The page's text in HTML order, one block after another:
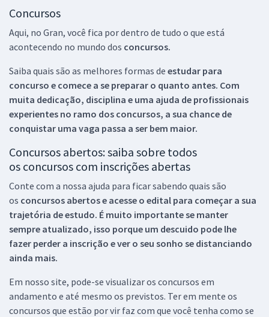
Concursos
Aqui, no Gran, você fica por dentro de tudo o que está
acontecendo no mundo dos concursos.
Saiba quais são as melhores formas de estudar para
concurso e comece a se preparar o quanto antes. Com
muita dedicação, disciplina e uma ajuda de profissionais
experientes no ramo dos concursos, a sua chance de
conquistar uma vaga passa a ser bem maior.
Concursos abertos: saiba sobre todos
os concursos com inscrições abertas
Conte com a nossa ajuda para ficar sabendo quais são
os concursos abertos e acesse o edital para começar a sua
trajetória de estudo. É muito importante se manter
sempre atualizado, isso porque um descuido pode lhe
fazer perder a inscrição e ver o seu sonho se distanciando
ainda mais.
Em nosso site, pode-se visualizar os concursos em
andamento e até mesmo os previstos. Ter em mente os
concursos que estão por vir faz com que você tenha como se